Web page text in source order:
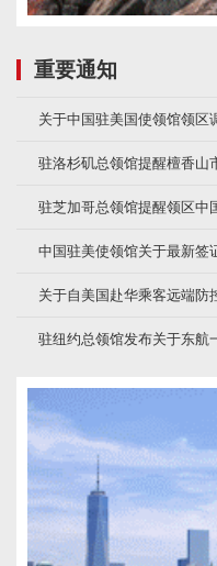
重要通知
关于中国驻美国使领馆领区
驻洛杉矶总领馆提醒檀香山
驻芝加哥总领馆提醒领区中
中国驻美使领馆关于最新签
关于自美国赴华乘客远端防
驻纽约总领馆发布关于东航